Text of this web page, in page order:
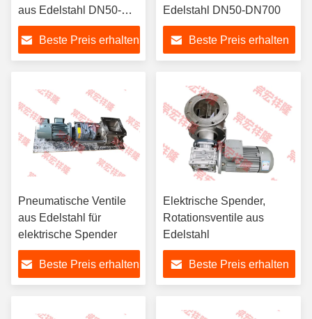
aus Edelstahl DN50-
DN700
Beste Preis erhalten
Edelstahl DN50-DN700
Beste Preis erhalten
Pneumatische Ventile
aus Edelstahl für
elektrische Spender
Beste Preis erhalten
Elektrische Spender,
Rotationsventile aus
Edelstahl
Beste Preis erhalten